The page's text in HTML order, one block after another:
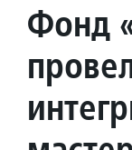
Фонд